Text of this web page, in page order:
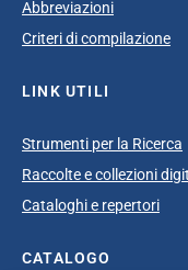
Abbreviazioni
Criteri di compilazione
LINK UTILI
Strumenti per la Ricerca
Raccolte e collezioni
Cataloghi e repertori
CATALOGO